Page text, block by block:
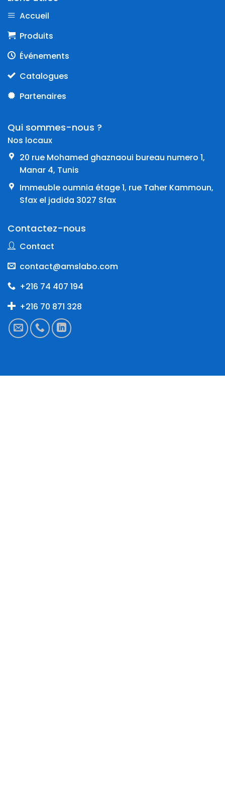
Accueil
Produits
Événements
Catalogues
Partenaires
Qui sommes-nous ?
Nos locaux
20 rue Mohamed ghaznaoui bureau numero 1,
Manar 4, Tunis
Immeuble oumnia étage 1, rue Taher Kammoun,
Sfax el jadida 3027 Sfax
Contactez-nous
Contact
contact@amslabo.com
+216 74 407 194
+216 70 871 328